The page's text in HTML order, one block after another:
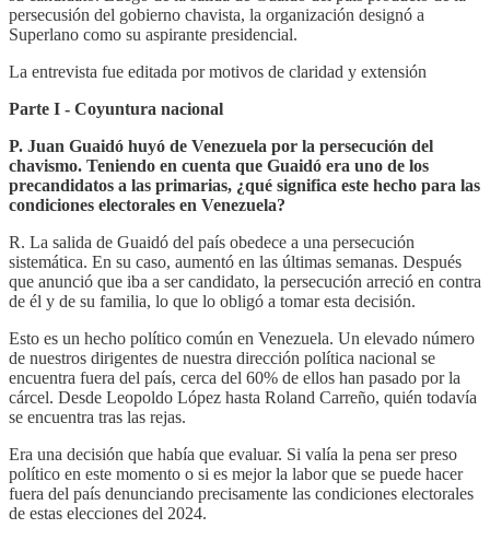
persecusión del gobierno chavista, la organización designó a
Superlano como su aspirante presidencial.
La entrevista fue editada por motivos de claridad y extensión
Parte I - Coyuntura nacional
P. Juan Guaidó huyó de Venezuela por la persecución del
chavismo. Teniendo en cuenta que Guaidó era uno de los
precandidatos a las primarias, ¿qué significa este hecho para las
condiciones electorales en Venezuela?
R. La salida de Guaidó del país obedece a una persecución
sistemática. En su caso, aumentó en las últimas semanas. Después
que anunció que iba a ser candidato, la persecución arreció en contra
de él y de su familia, lo que lo obligó a tomar esta decisión.
Esto es un hecho político común en Venezuela. Un elevado número
de nuestros dirigentes de nuestra dirección política nacional se
encuentra fuera del país, cerca del 60% de ellos han pasado por la
cárcel. Desde Leopoldo López hasta Roland Carreño, quién todavía
se encuentra tras las rejas.
Era una decisión que había que evaluar. Si valía la pena ser preso
político en este momento o si es mejor la labor que se puede hacer
fuera del país denunciando precisamente las condiciones electorales
de estas elecciones del 2024.